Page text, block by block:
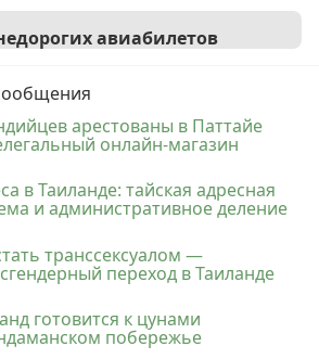
авиабилетов
арестованы в Паттайе
онлайн-магазин
в Таиланде: тайская адресная
и административное деление
транссексуалом —
переход в Таиланде
готовится к цунами
побережье